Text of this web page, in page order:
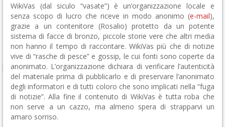
WikiVas (dal siculo “vasate”) è un’organizzazione locale e
senza scopo di lucro che riceve in modo anonimo (e-mail),
grazie a un contenitore (Rosalio) protetto da un potente
sistema di facce di bronzo, piccole storie vere che altri media
non hanno il tempo di raccontare. WikiVas più che di notizie
vive di “rasche di pesce” e gossip, le cui fonti sono coperte da
anonimato. L’organizzazione dichiara di verificare l’autenticità
del materiale prima di pubblicarlo e di preservare l’anonimato
degli informatori e di tutti coloro che sono implicati nella “fuga
di notizie”. Alla fine il contenuto di WikiVas è tutta roba che
non serve a un cazzo, ma almeno spera di strapparvi un
amaro sorriso.